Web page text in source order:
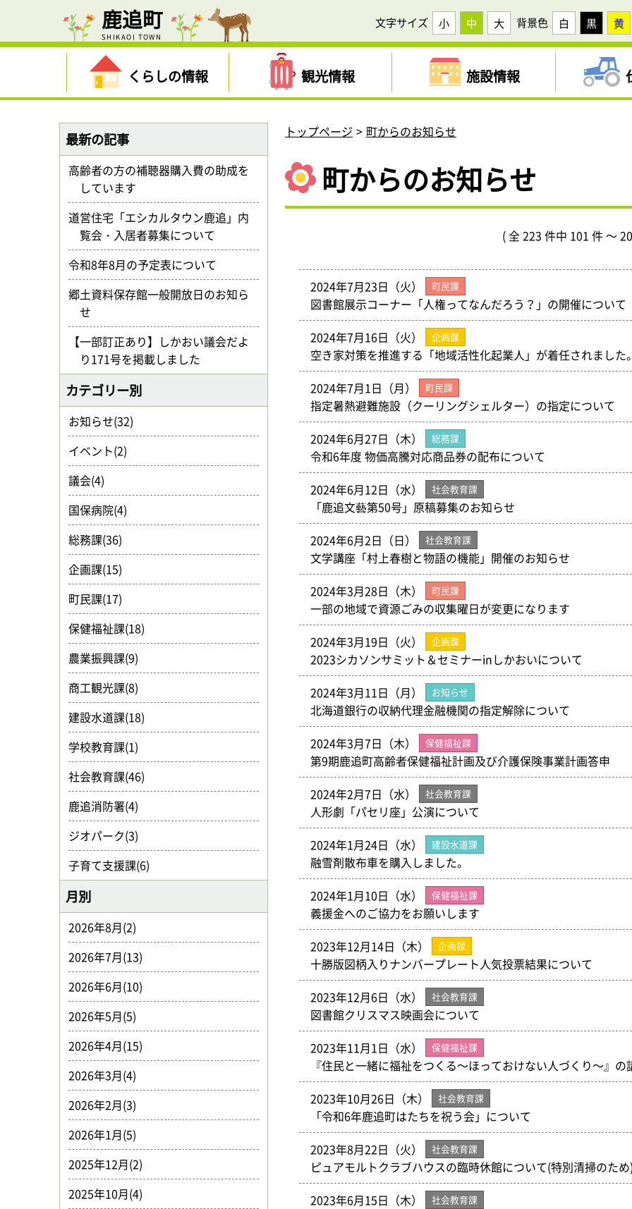
鹿追町
SHIKAOI TOWN
文字サイズ 小 中 大 背景色 白 黒 黄
くらしの情報 観光情報 施設情報
トップページ 町からのお知らせ
町からのお知らせ
( 全 223 件中 101 件 ～
2024年7月23日（火） 町民課
図書館展示コーナー「人権ってなんだろう？」の開催について
2024年7月16日（火）
企画課
空き家対策を推進する「地域活性化起業人」が着任されました
2024年7月1日（月）
町民課
指定暑熱避難施設（クーリングシェルター）の指定について
2024年6月27日（木）
総務課
令和6年度 物価高騰対応商品券の配布について
2024年6月12日（水）
社会教育課
「鹿追文藝第50号」原稿募集のお知らせ
2024年6月2日（日）
社会教育課
文学講座「村上春樹と物語の機能」開催のお知らせ
2024年3月28日（木）
町民課
一部の地域で資源ごみの収集曜日が変更になります
2024年3月19日（火）
企画課
2023シカソンサミット＆セミナーinしかおいについて
2024年3月11日（月）
お知らせ
北海道銀行の収納代理金融機関の指定解除について
2024年3月7日（木）
保健福祉課
第9期鹿追町高齢者保健福祉計画及び介護保険事業計画答申
2024年2月7日（水）
社会教育課
人形劇「パセリ座」公演について
2024年1月24日（水）
建設水道課
融雪剤散布車を購入しました。
2024年1月10日（水）
保健福祉課
義援金へのご協力をお願いします
2023年12月14日（木）
企画課
十勝版図柄入りナンバープレート人気投票結果について
2023年12月6日（水）
社会教育課
図書館クリスマス映画会について
2023年11月1日（水）
保健福祉課
『住民と一緒に福祉をつくる～ほっておけない人づくり～』
2023年10月26日（木）
社会教育課
「令和6年鹿追町はたちを祝う会」について
2023年8月22日（火）
社会教育課
ピュアモルトクラブハウスの臨時休館について(特別清掃のた
2023年6月15日（木）
社会教育課
最新の記事
高齢者の方の補聴器購入費の助成を
しています
道営住宅「エシカルタウン鹿追」内
覧会・入居者募集について
令和8年8月の予定表について
郷土資料保存館一般開放日のお知ら
せ
【一部訂正あり】しかおい議会だよ
り171号を掲載しました
カテゴリー別
お知らせ(32)
イベント(2)
議会(4)
国保病院(4)
総務課(36)
企画課(15)
町民課(17)
保健福祉課(18)
農業振興課(9)
商工観光課(8)
建設水道課(18)
学校教育課(1)
社会教育課(46)
鹿追消防署(4)
ジオパーク(3)
子育て支援課(6)
月別
2026年8月(2)
2026年7月(13)
2026年6月(10)
2026年5月(5)
2026年4月(15)
2026年3月(4)
2026年2月(3)
2026年1月(5)
2025年12月(2)
2025年10月(4)